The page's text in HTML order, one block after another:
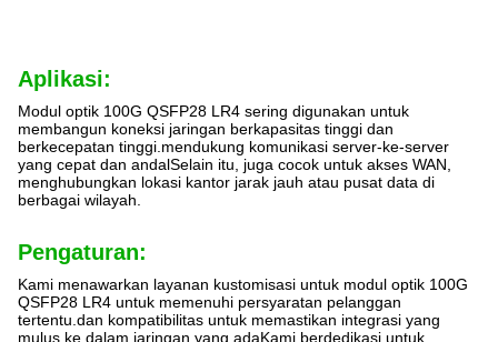
Aplikasi:
Modul optik 100G QSFP28 LR4 sering digunakan untuk
membangun koneksi jaringan berkapasitas tinggi dan
berkecepatan tinggi.mendukung komunikasi server-ke-server
yang cepat dan andalSelain itu, juga cocok untuk akses WAN,
menghubungkan lokasi kantor jarak jauh atau pusat data di
berbagai wilayah.
Pengaturan:
Kami menawarkan layanan kustomisasi untuk modul optik 100G
QSFP28 LR4 untuk memenuhi persyaratan pelanggan
tertentu.dan kompatibilitas untuk memastikan integrasi yang
mulus ke dalam jaringan yang adaKami berdedikasi untuk